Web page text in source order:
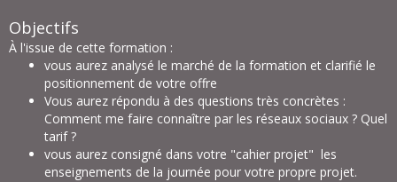
Objectifs
À l'issue de cette formation :
vous aurez analysé le marché de la formation et clarifié le
positionnement de votre offre
Vous aurez répondu à des questions très concrètes :
Comment me faire connaître par les réseaux sociaux ? Quel
tarif ?
vous aurez consigné dans votre "cahier projet" les
enseignements de la journée pour votre propre projet.